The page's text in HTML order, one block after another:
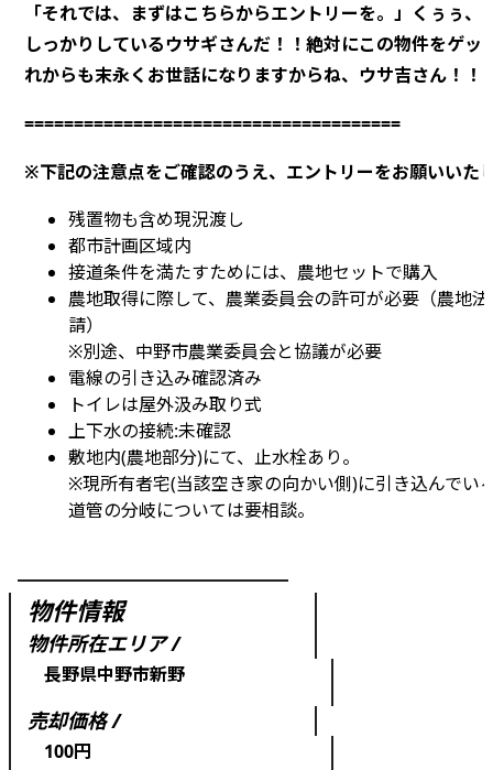
「それでは、まずはこちらからエントリーを。」くぅぅ、
しっかりしているウサギさんだ！！絶対にこの物件をゲッ
れからも末永くお世話になりますからね、ウサ吉さん！！
======================================
※下記の注意点をご確認のうえ、エントリーをお願いいた
残置物も含め現況渡し
都市計画区域内
接道条件を満たすためには、農地セットで購入
農地取得に際して、農業委員会の許可が必要（農地
請）
※別途、中野市農業委員会と協議が必要
電線の引き込み確認済み
トイレは屋外汲み取り式
上下水の接続:未確認
敷地内(農地部分)にて、止水栓あり。
※現所有者宅(当該空き家の向かい側)に引き込んでい
道管の分岐については要相談。
物件情報
物件所在エリア /
長野県中野市新野
売却価格 /
100円